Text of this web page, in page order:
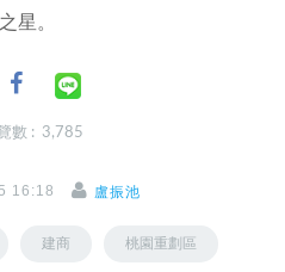
星。
數 : 3,785
16:18 盧振池
建商 桃園重劃區